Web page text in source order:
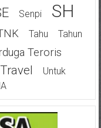
Senpi SH
Tahu
Tahun
Teroris
Travel
Untuk